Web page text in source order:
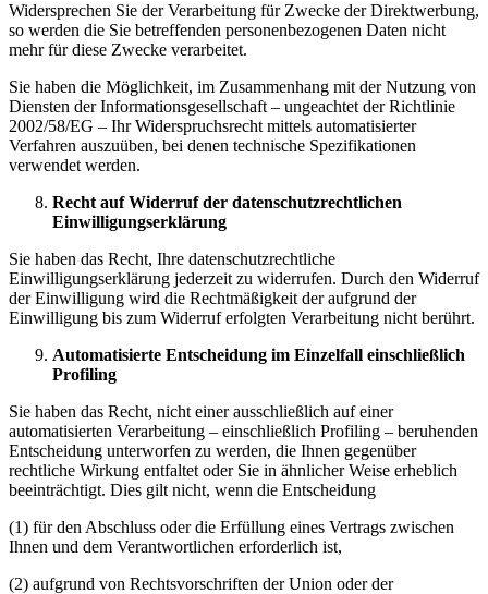
Widersprechen Sie der Verarbeitung für Zwecke der Direktwerbung,
so werden die Sie betreffenden personenbezogenen Daten nicht
mehr für diese Zwecke verarbeitet.
Sie haben die Möglichkeit, im Zusammenhang mit der Nutzung von
Diensten der Informationsgesellschaft – ungeachtet der Richtlinie
2002/58/EG – Ihr Widerspruchsrecht mittels automatisierter
Verfahren auszuüben, bei denen technische Spezifikationen
verwendet werden.
Recht auf Widerruf der datenschutzrechtlichen
Einwilligungserklärung
Sie haben das Recht, Ihre datenschutzrechtliche
Einwilligungserklärung jederzeit zu widerrufen. Durch den Widerruf
der Einwilligung wird die Rechtmäßigkeit der aufgrund der
Einwilligung bis zum Widerruf erfolgten Verarbeitung nicht berührt.
Automatisierte Entscheidung im Einzelfall einschließlich
Profiling
Sie haben das Recht, nicht einer ausschließlich auf einer
automatisierten Verarbeitung – einschließlich Profiling – beruhenden
Entscheidung unterworfen zu werden, die Ihnen gegenüber
rechtliche Wirkung entfaltet oder Sie in ähnlicher Weise erheblich
beeinträchtigt. Dies gilt nicht, wenn die Entscheidung
(1) für den Abschluss oder die Erfüllung eines Vertrags zwischen
Ihnen und dem Verantwortlichen erforderlich ist,
(2) aufgrund von Rechtsvorschriften der Union oder der